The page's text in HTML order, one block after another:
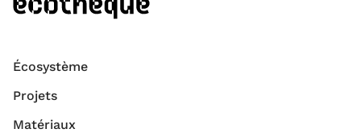
Écosystème
Projets
Matériaux